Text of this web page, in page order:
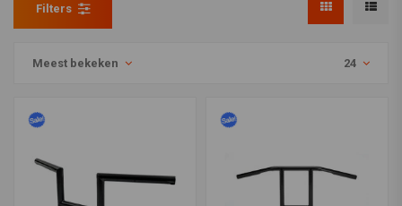
Filters
Meest bekeken 24